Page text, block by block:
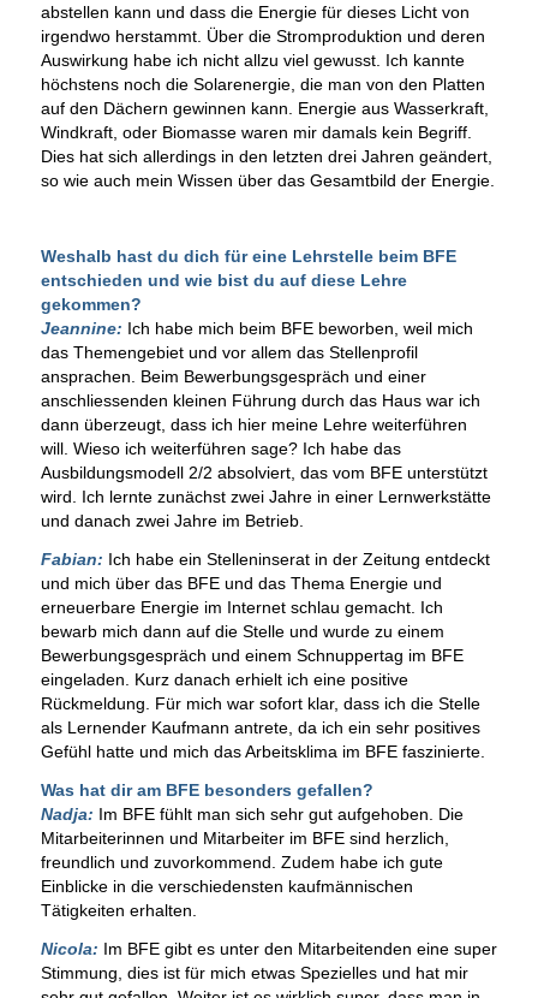
abstellen kann und dass die Energie für dieses Licht von
irgendwo herstammt. Über die Stromproduktion und deren
Auswirkung habe ich nicht allzu viel gewusst. Ich kannte
höchstens noch die Solarenergie, die man von den Platten
auf den Dächern gewinnen kann. Energie aus Wasserkraft,
Windkraft, oder Biomasse waren mir damals kein Begriff.
Dies hat sich allerdings in den letzten drei Jahren geändert,
so wie auch mein Wissen über das Gesamtbild der Energie.
Weshalb hast du dich für eine Lehrstelle beim BFE
entschieden und wie bist du auf diese Lehre
gekommen?
Jeannine: Ich habe mich beim BFE beworben, weil mich
das Themengebiet und vor allem das Stellenprofil
ansprachen. Beim Bewerbungsgespräch und einer
anschliessenden kleinen Führung durch das Haus war ich
dann überzeugt, dass ich hier meine Lehre weiterführen
will. Wieso ich weiterführen sage? Ich habe das
Ausbildungsmodell 2/2 absolviert, das vom BFE unterstützt
wird. Ich lernte zunächst zwei Jahre in einer Lernwerkstätte
und danach zwei Jahre im Betrieb.
Fabian: Ich habe ein Stelleninserat in der Zeitung entdeckt
und mich über das BFE und das Thema Energie und
erneuerbare Energie im Internet schlau gemacht. Ich
bewarb mich dann auf die Stelle und wurde zu einem
Bewerbungsgespräch und einem Schnuppertag im BFE
eingeladen. Kurz danach erhielt ich eine positive
Rückmeldung. Für mich war sofort klar, dass ich die Stelle
als Lernender Kaufmann antrete, da ich ein sehr positives
Gefühl hatte und mich das Arbeitsklima im BFE faszinierte.
Was hat dir am BFE besonders gefallen?
Nadja: Im BFE fühlt man sich sehr gut aufgehoben. Die
Mitarbeiterinnen und Mitarbeiter im BFE sind herzlich,
freundlich und zuvorkommend. Zudem habe ich gute
Einblicke in die verschiedensten kaufmännischen
Tätigkeiten erhalten.
Nicola: Im BFE gibt es unter den Mitarbeitenden eine super
Stimmung, dies ist für mich etwas Spezielles und hat mir